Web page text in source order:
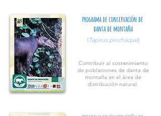
Conocer
programa de conservación de
danta de montaña
(Tapirus pinchaque)
Contribuir al sostenimiento
de poblaciones de danta de
montaña en el área de
distribución natural.